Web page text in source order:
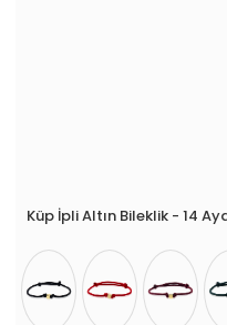
Küp İpli Altın Bileklik - 14